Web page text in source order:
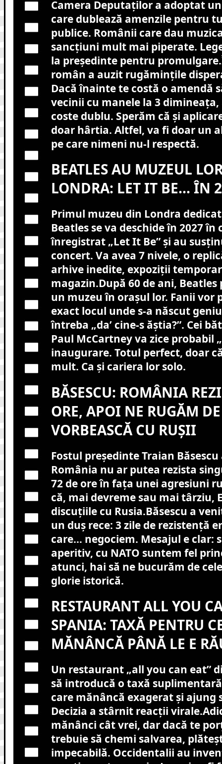
Camera Deputaților a adoptat
care dublează amenzile pentru
publice. Românii care dau
sancțiuni mult mai piperate.
la președinte pentru
român a auzit rugămințile
Dacă înainte te costă o amendă
vecinii cu manele la 3 dimineața,
coste dublu. Sperăm că și
doar hârtia. Altfel, va fi doar un
pe care nimeni nu-l respectă.
BEATLES AU MUZEUL
LONDRA: LET IT BE… ÎN
Primul muzeu din Londra
Beatles se va deschide în 2027
înregistrat „Let It Be” și au
concert. Va avea 7 nivele, o
arhive inedite, expoziții
magazin.După 60 de ani,
un muzeu în orașul lor. Fanii vor
exact locul unde s-a născut
întreba „da’ cine-s ăștia?”. Cei
Paul McCartney va zice probabil
inaugurare. Totul perfect, doar
mult. Ca și cariera lor solo.
BĂSESCU: ROMÂNIA
ORE, APOI NE RUGĂM
VORBEASCĂ CU RUȘII
Fostul președinte Traian
România nu ar putea rezista
72 de ore în fața unei agresiuni
că, mai devreme sau mai târziu,
discuțiile cu Rusia.Băsescu a
un duș rece: 3 zile de rezistență
care… negociem. Mesajul e clar:
aperitiv, cu NATO suntem fel
atunci, hai să ne bucurăm de
glorie istorică.
RESTAURANT ALL YOU
SPANIA: TAXĂ PENTRU
MĂNÂNCĂ PÂNĂ LE E
Un restaurant „all you can eat”
să introducă o taxă
care mănâncă exagerat și ajung
Decizia a stârnit reacții
mănânci cât vrei, dar dacă te
trebuie să chemi salvarea,
impecabilă. Occidentalii au